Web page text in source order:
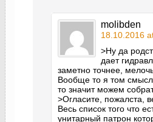
molibden
18.10.2016
>Ну да
дает
заметно точнее,
Вообще то я том
то значит можем
>Огласите, пожалста,
Весь список того что
унитарный патрон